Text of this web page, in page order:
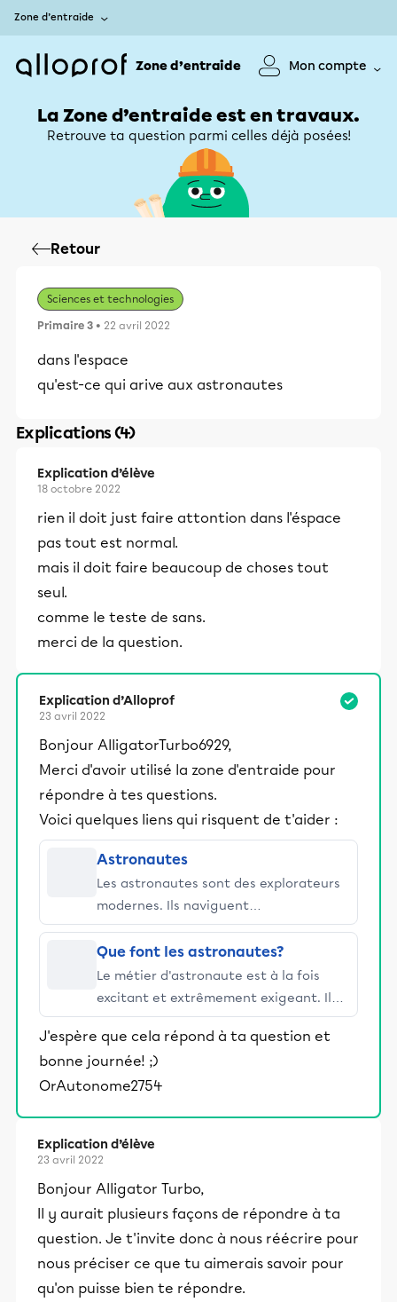
Zone d’entraide
Zone d’entraide Mon compte
La Zone d’entraide est en travaux.
Retrouve ta question parmi celles déjà posées!
Retour
Sciences et technologies
Primaire 3 • 22 avril 2022
dans l'espace
qu'est-ce qui arive aux astronautes
Explications (4)
Explication d’élève
18 octobre 2022
rien il doit just faire attontion dans l'éspace
pas tout est normal.
mais il doit faire beaucoup de choses tout
seul.
comme le teste de sans.
merci de la question.
Explication d’Alloprof
23 avril 2022
Bonjour AlligatorTurbo6929,
Merci d'avoir utilisé la zone d'entraide pour
répondre à tes questions.
Voici quelques liens qui risquent de t'aider :
Astronautes
Les astronautes sont des explorateurs
modernes. Ils naviguent
courageusement autour de la Terre
pour contribuer à la découverte de
nouvelles connaissances scientifiques.
Que font les astronautes?
Le métier d'astronaute est à la fois
excitant et extrêmement exigeant. Il
requiert un engagement exceptionnel
et beaucoup de déplacements, souvent
loin de la famille.
J'espère que cela répond à ta question et
bonne journée! ;)
OrAutonome2754
Explication d’élève
23 avril 2022
Bonjour Alligator Turbo,
Il y aurait plusieurs façons de répondre à ta
question. Je t'invite donc à nous réécrire pour
nous préciser ce que tu aimerais savoir pour
qu'on puisse bien te répondre.